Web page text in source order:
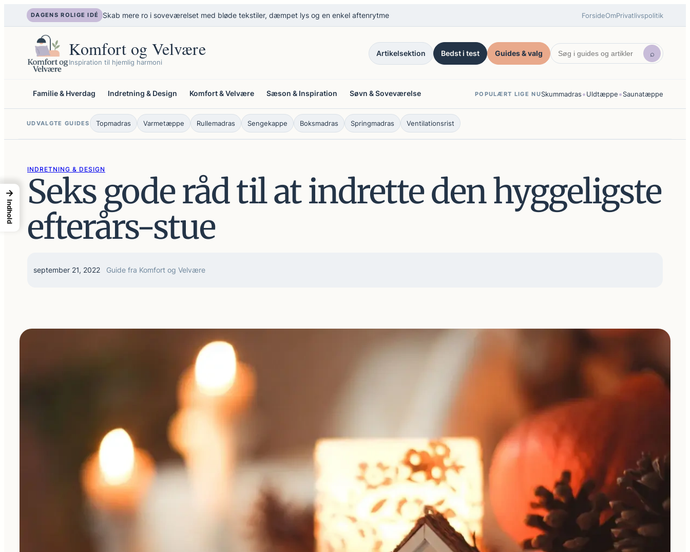
Spring DAGENS ROLIGE IDÉ Skab mere ro i soveværelset med bløde tekstiler, dæmpet lys og en enkel aftenrytme ForsideOmPrivatlivspolitik
Komfort og Velvære
Inspiration til hjemlig harmoni
Artikelsektion Bedst i test Guides & valg ⌕
Familie & Hverdag Indretning & Design Komfort & Velvære Sæson & Inspiration Søvn & Soveværelse POPULÆRT LIGE NUSkummadras•Uldtæppe•Saunatæppe
UDVALGTE GUIDES Topmadras Varmetæppe Rullemadras Sengekappe Boksmadras Springmadras Ventilationsrist
INDRETNING & DESIGN
Seks gode råd til at indrette den hyggeligste
efterårs-stue
september 21, 2022 Guide fra Komfort og Velvære
→
Indhold